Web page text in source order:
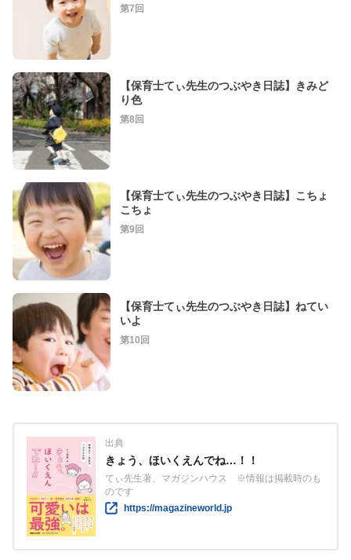
第7回
【保育士てぃ先生のつぶやき日誌】きみど
り色
第8回
【保育士てぃ先生のつぶやき日誌】こちょ
こちょ
第9回
【保育士てぃ先生のつぶやき日誌】ねてい
いよ
第10回
出典
きょう、ほいくえんでね…！！
てぃ先生著、マガジンハウス ※情報は掲載時のも
のです
https://magazineworld.jp